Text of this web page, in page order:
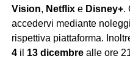
Vision, Netflixe Disney+.
accedervi mediante
rispettiva piattaforma.
4il 13 dicembrealle ore